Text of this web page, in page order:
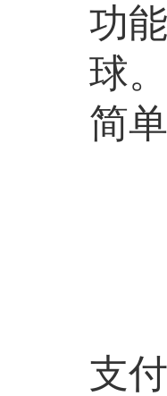
功
球
简
1
如
支